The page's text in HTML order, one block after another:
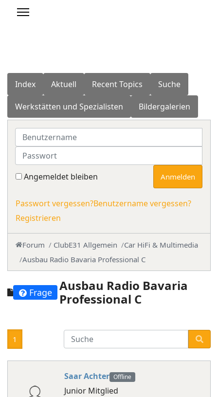
Index Aktuell Recent Topics Suche
Werkstätten und Spezialisten Bildergalerien
Benutzername
Passwort
Angemeldet bleiben Anmelden
Passwort vergessen?Benutzername vergessen?
Registrieren
Forum ClubE31 Allgemein
Car HiFi & Multimedia
Ausbau Radio Bavaria Professional C
Frage
Ausbau Radio Bavaria
Professional C
1
Saar Achter Offline
Junior Mitglied